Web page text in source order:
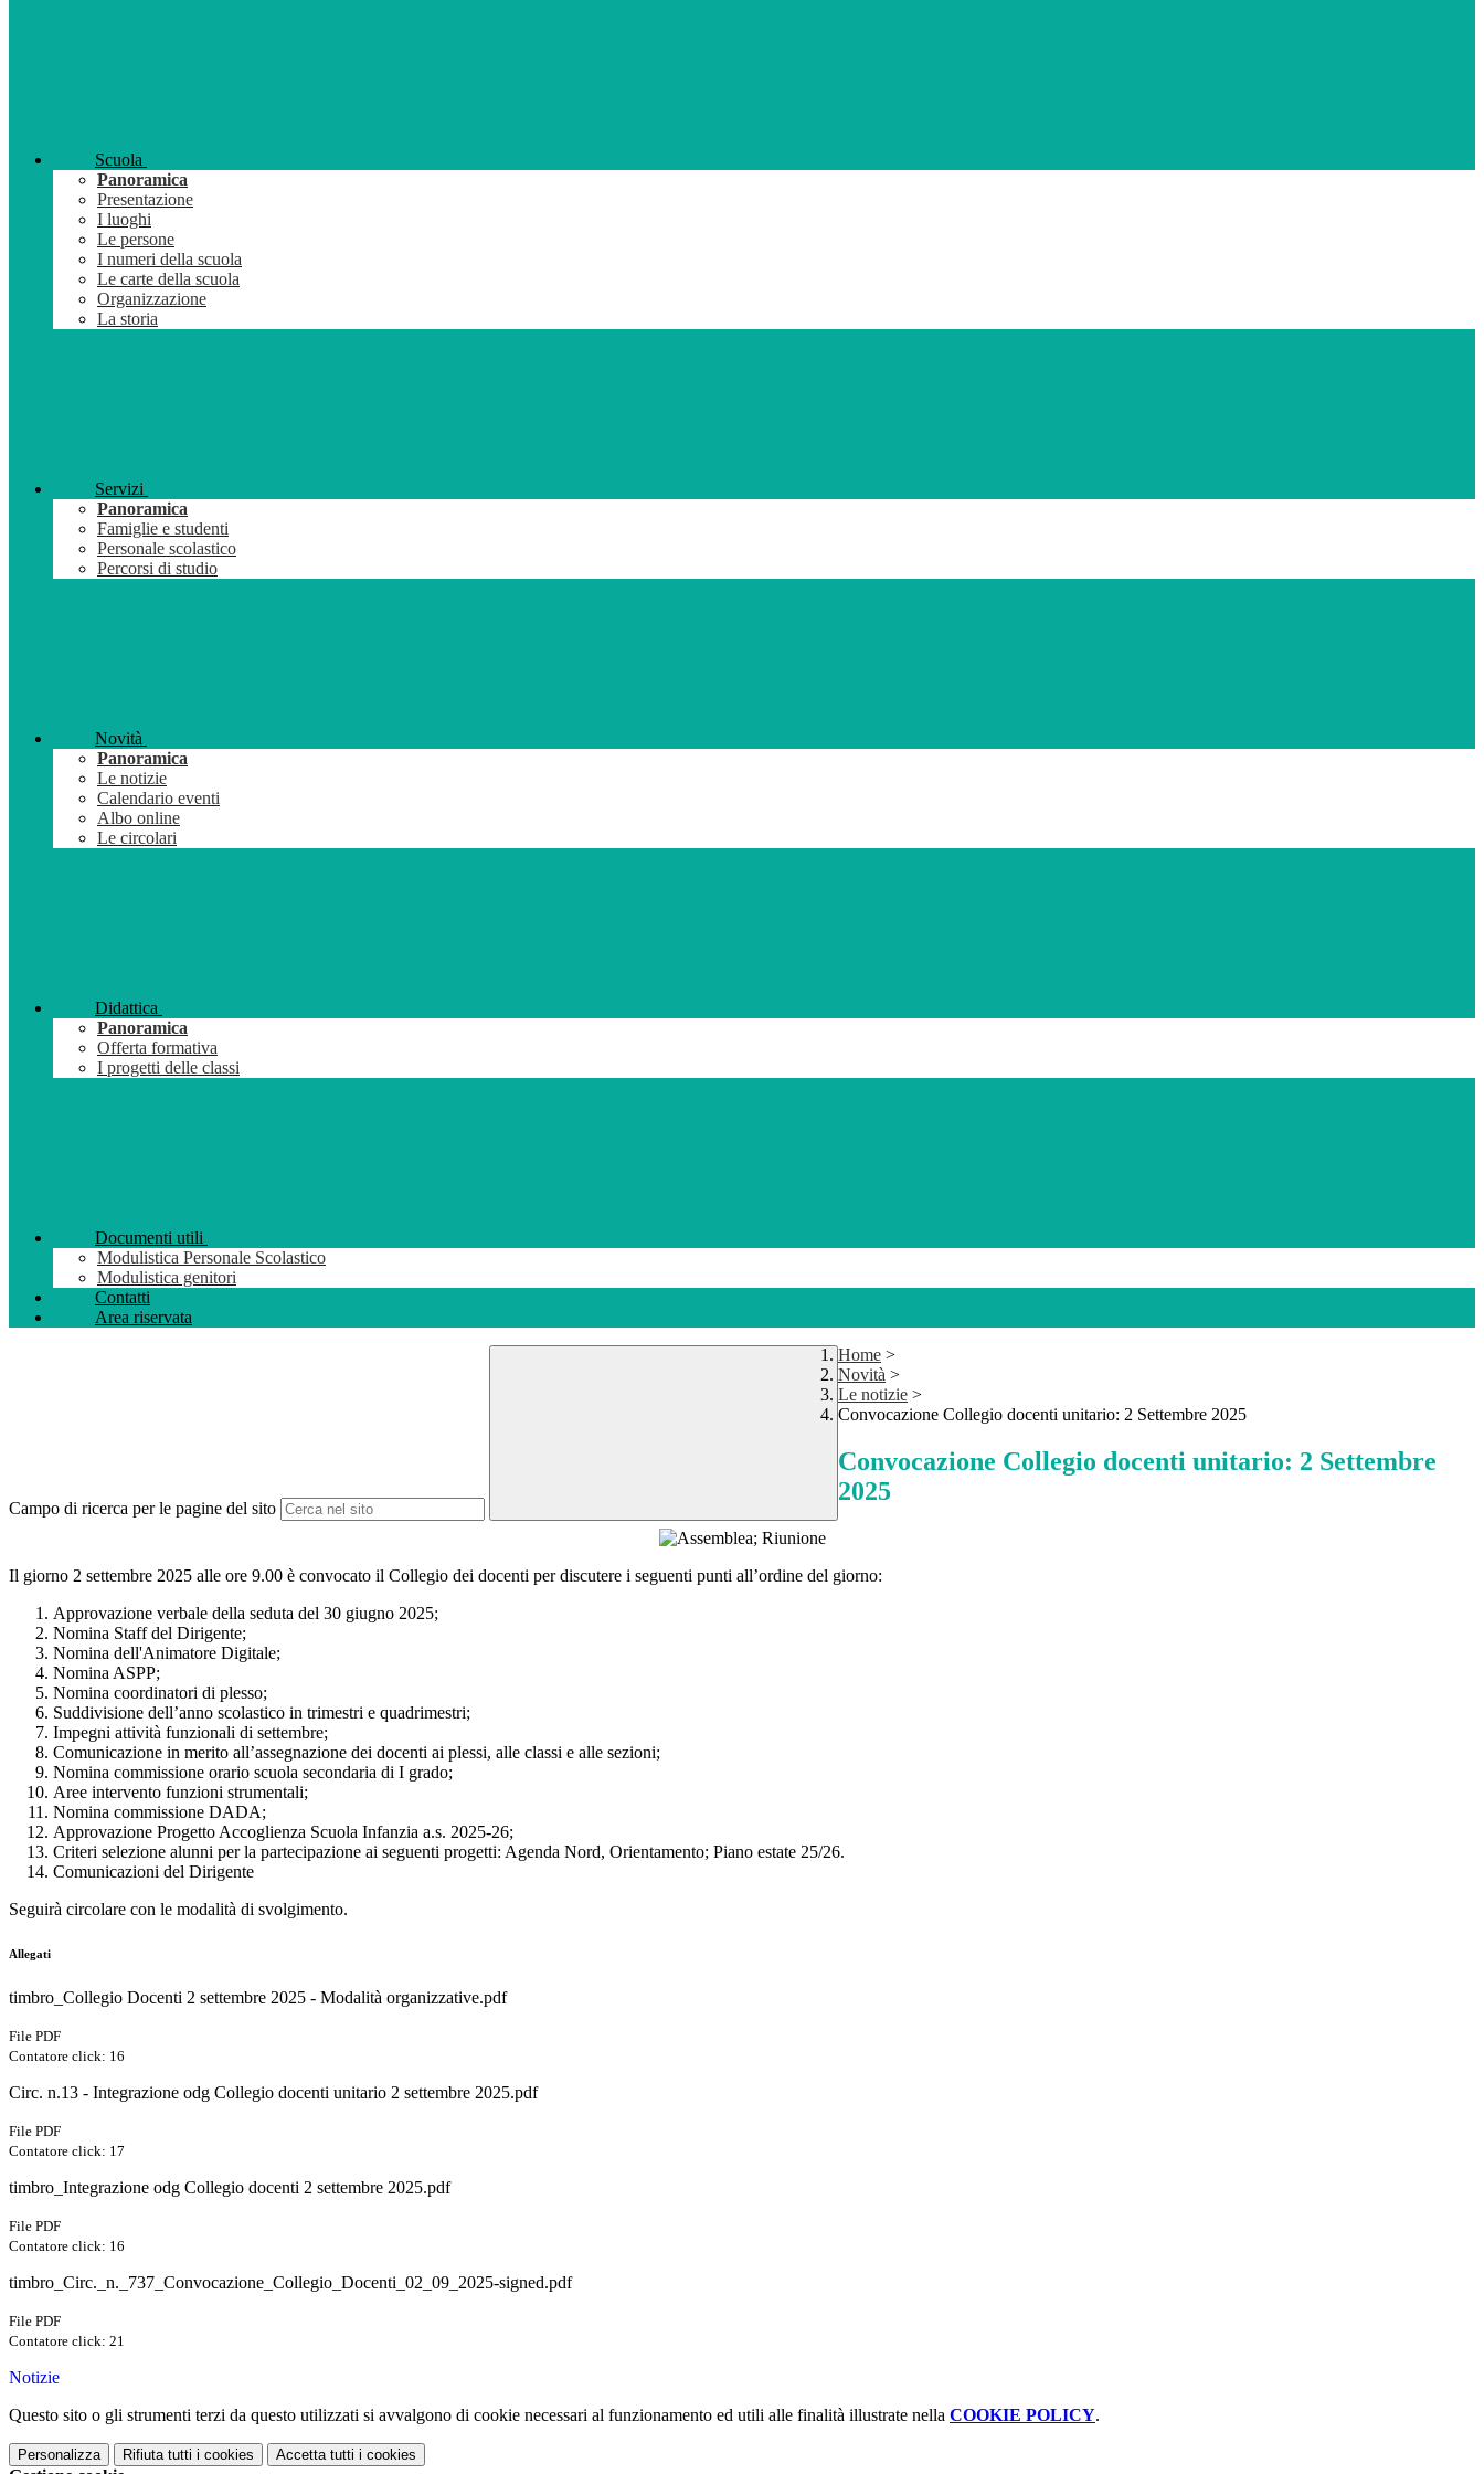
Scuola
Panoramica
Presentazione
I luoghi
Le persone
I numeri della scuola
Le carte della scuola
Organizzazione
La storia
Servizi
Panoramica
Famiglie e studenti
Personale scolastico
Percorsi di studio
Novità
Panoramica
Le notizie
Calendario eventi
Albo online
Le circolari
Didattica
Panoramica
Offerta formativa
I progetti delle classi
Documenti utili
Modulistica Personale Scolastico
Modulistica genitori
Contatti
Area riservata
Campo di ricerca per le pagine del sito
Home >
Novità >
Le notizie >
Convocazione Collegio docenti unitario: 2 Settembre 2025
Convocazione Collegio docenti unitario: 2 Settembre
2025
Il giorno 2 settembre 2025 alle ore 9.00 è convocato il Collegio dei docenti per discutere i seguenti punti all’ordine del giorno:
Approvazione verbale della seduta del 30 giugno 2025;
Nomina Staff del Dirigente;
Nomina dell'Animatore Digitale;
Nomina ASPP;
Nomina coordinatori di plesso;
Suddivisione dell’anno scolastico in trimestri e quadrimestri;
Impegni attività funzionali di settembre;
Comunicazione in merito all’assegnazione dei docenti ai plessi, alle classi e alle sezioni;
Nomina commissione orario scuola secondaria di I grado;
Aree intervento funzioni strumentali;
Nomina commissione DADA;
Approvazione Progetto Accoglienza Scuola Infanzia a.s. 2025-26;
Criteri selezione alunni per la partecipazione ai seguenti progetti: Agenda Nord, Orientamento; Piano estate 25/26.
Comunicazioni del Dirigente
Seguirà circolare con le modalità di svolgimento.
Allegati
timbro_Collegio Docenti 2 settembre 2025 - Modalità organizzative.pdf
File PDF
Contatore click: 16
Circ. n.13 - Integrazione odg Collegio docenti unitario 2 settembre 2025.pdf
File PDF
Contatore click: 17
timbro_Integrazione odg Collegio docenti 2 settembre 2025.pdf
File PDF
Contatore click: 16
timbro_Circ._n._737_Convocazione_Collegio_Docenti_02_09_2025-signed.pdf
File PDF
Contatore click: 21
Notizie
Questo sito o gli strumenti terzi da questo utilizzati si avvalgono di cookie necessari al funzionamento ed utili alle finalità illustrate nella COOKIE POLICY.
Personalizza Rifiuta tutti i cookies Accetta tutti i cookies